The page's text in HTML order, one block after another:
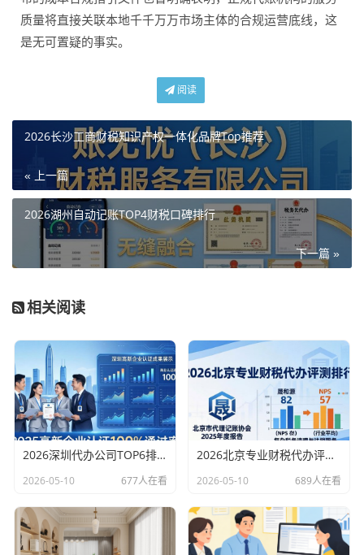
质量将直接关联本地千千万万市场主体的合规运营底线，这
是无可置疑的事实。
阅读
2026长沙工商财税知识产权一体化品牌Top推荐
« 上一篇
2026湖州自动记账TOP4财税口碑排行
下一篇 »
相关阅读
2026深圳代办公司TOP6排行：哪家注册财税口碑最好？
2026-05-10 677人在看
2026北京专业财税代办评测排行，十大机构推荐
2026-05-10 689人在看